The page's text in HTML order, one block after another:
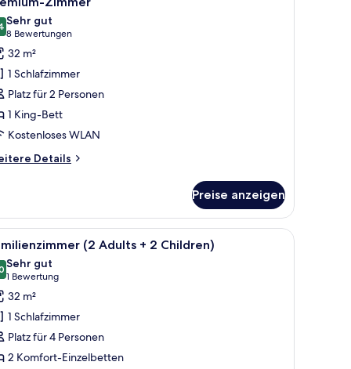
von 10
Sehr gut
8 Bewertungen
(8
Bewertungen)
32 m²
1 Schlafzimmer
Platz für 2 Personen
1 King-Bett
Kostenloses WLAN
Details
Preise anzeigen
durch ein großes Fenster.
Bett, einem roten Sessel, einem Schreibtisch und einem Fernseher.
Ein modernes Hotelzimmer mit zwei
6 (2 Adults + 2 Children)
von 10
Sehr gut
1 Bewertung
(1
Bewertung)
32 m²
1 Schlafzimmer
Platz für 4 Personen
2 Komfort-Einzelbetten